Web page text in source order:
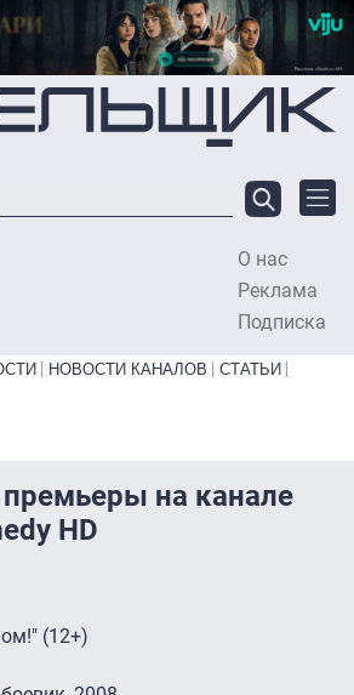
содержанию
О нас
Реклама
Подписка
НОВОСТИ КАНАЛОВ
СТАТЬИ
на канале
HD
(12+)